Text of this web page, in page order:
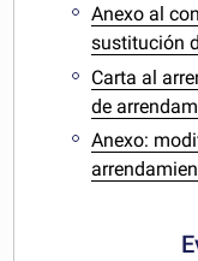
Anexo al
sustitución
Carta al
de
Anexo: